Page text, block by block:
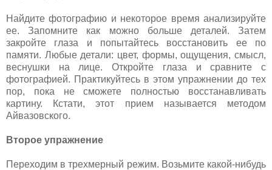
Найдите фотографию и некоторое время анализируйте
ее. Запомните как можно больше деталей. Затем
закройте глаза и попытайтесь восстановить ее по
памяти. Любые детали: цвет, формы, ощущения, смысл,
веснушки на лице. Откройте глаза и сравните с
фотографией. Практикуйтесь в этом упражнении до тех
пор, пока не сможете полностью восстанавливать
картину. Кстати, этот прием называется методом
Айвазовского.
Второе упражнение
Переходим в трехмерный режим. Возьмите какой-нибудь